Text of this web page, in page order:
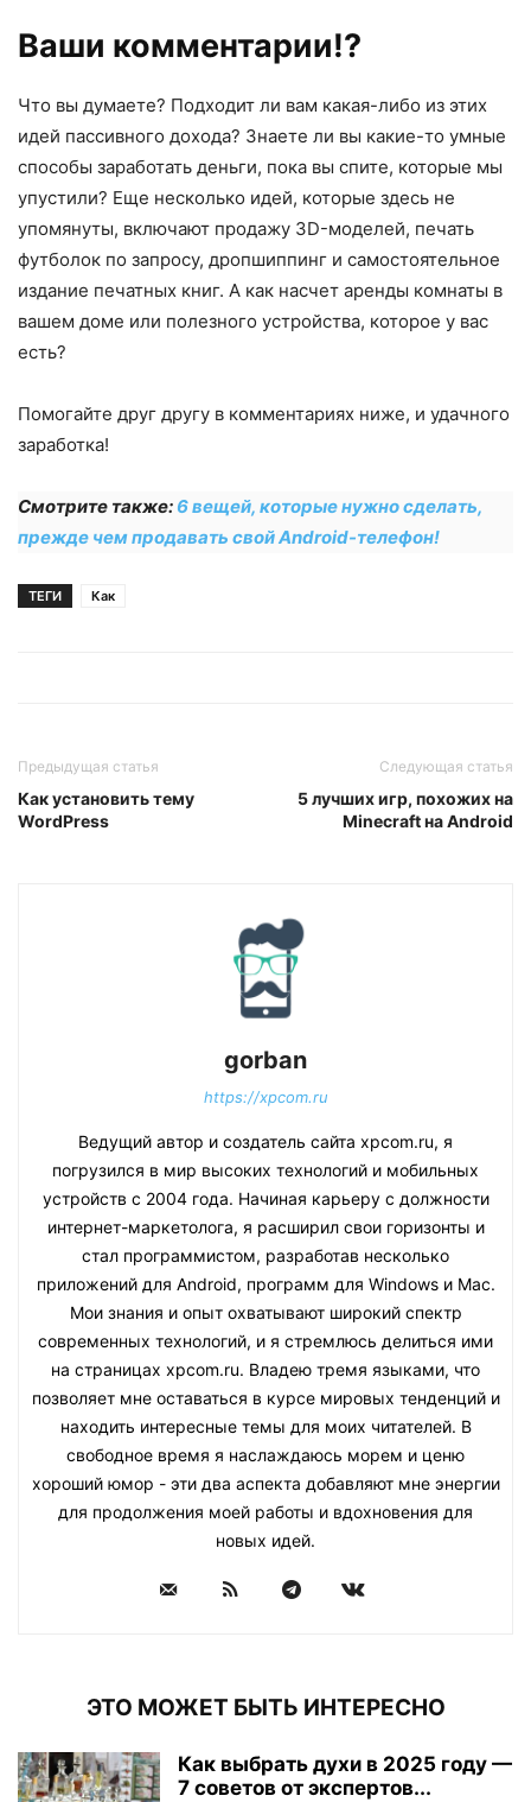
Ваши комментарии!?
Что вы думаете? Подходит ли вам какая-либо из этих
идей пассивного дохода? Знаете ли вы какие-то умные
способы заработать деньги, пока вы спите, которые мы
упустили? Еще несколько идей, которые здесь не
упомянуты, включают продажу 3D-моделей, печать
футболок по запросу, дропшиппинг и самостоятельное
издание печатных книг. А как насчет аренды комнаты в
вашем доме или полезного устройства, которое у вас
есть?
Помогайте друг другу в комментариях ниже, и удачного
заработка!
Смотрите также: 6 вещей, которые нужно сделать,
прежде чем продавать свой Android-телефон!
ТЕГИ Как
Предыдущая статья
Как установить тему
WordPress
Следующая статья
5 лучших игр, похожих на
Minecraft на Android
gorban
https://xpcom.ru
Ведущий автор и создатель сайта xpcom.ru, я
погрузился в мир высоких технологий и мобильных
устройств с 2004 года. Начиная карьеру с должности
интернет-маркетолога, я расширил свои горизонты и
стал программистом, разработав несколько
приложений для Android, программ для Windows и Mac.
Мои знания и опыт охватывают широкий спектр
современных технологий, и я стремлюсь делиться ими
на страницах xpcom.ru. Владею тремя языками, что
позволяет мне оставаться в курсе мировых тенденций и
находить интересные темы для моих читателей. В
свободное время я наслаждаюсь морем и ценю
хороший юмор - эти два аспекта добавляют мне энергии
для продолжения моей работы и вдохновения для
новых идей.
ЭТО МОЖЕТ БЫТЬ ИНТЕРЕСНО
Как выбрать духи в 2025 году —
7 советов от экспертов...